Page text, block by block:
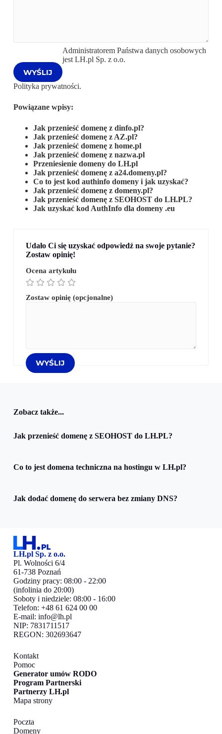
Administratorem Państwa danych osobowych
jest LH.pl Sp. z o.o.
Polityka prywatności.
Powiązane wpisy:
Jak przenieść domenę z dinfo.pl?
Jak przenieść domenę z AZ.pl?
Jak przenieść domenę z home.pl
Jak przenieść domenę z nazwa.pl
Przeniesienie domeny do LH.pl
Jak przenieść domenę z a24.domeny.pl?
Co to jest kod authinfo domeny i jak uzyskać?
Jak przenieść domenę z domeny.pl?
Jak przenieść domenę z SEOHOST do LH.PL?
Jak uzyskać kod AuthInfo dla domeny .eu
Udało Ci się uzyskać odpowiedź na swoje pytanie?
Zostaw opinię!
Ocena artykułu
Zostaw opinię (opcjonalne)
Zobacz także...
Jak przenieść domenę z SEOHOST do LH.PL?
Co to jest domena techniczna na hostingu w LH.pl?
Jak dodać domenę do serwera bez zmiany DNS?
LH.pl Sp. z o.o.
Pl. Wolności 6/4
61-738 Poznań
Godziny pracy: 08:00 - 22:00
(infolinia do 20:00)
Soboty i niedziele: 08:00 - 16:00
Telefon: +48 61 624 00 00
E-mail: info@lh.pl
NIP: 7831711517
REGON: 302693647
Kontakt
Pomoc
Generator umów RODO
Program Partnerski
Partnerzy LH.pl
Mapa strony
Poczta
Domeny